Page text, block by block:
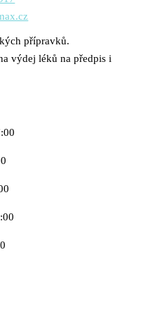
přípravků.
výdej léků na předpis i